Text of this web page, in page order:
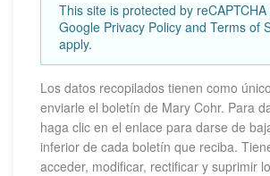
This site is protected by
Google Privacy Policy and Terms of
apply.
Los datos recopilados tienen como
enviarle el boletín de Mary Cohr. Para
haga clic en el enlace para darse de
inferior de cada boletín que reciba.
acceder, modificar, rectificar y suprimir